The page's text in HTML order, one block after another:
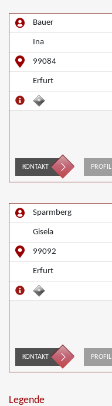
Bauer
Ina
99084
Erfurt
KONTAKT PROFIL
Sparmberg
Gisela
99092
Erfurt
KONTAKT PROFIL
Legende